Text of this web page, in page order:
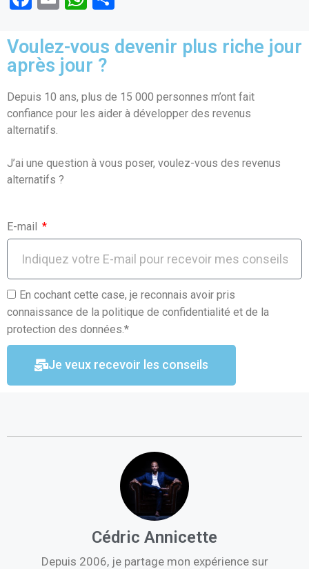
ce
b
o
o
k
ail at
s
A
p
ta
er
Voulez-vous devenir plus riche jour
après jour ?
Depuis 10 ans, plus de 15 000 personnes m’ont fait
confiance pour les aider à développer des revenus
alternatifs.
J’ai une question à vous poser, voulez-vous des revenus
alternatifs ?
E-mail
En cochant cette case, je reconnais avoir pris
connaissance de la politique de confidentialité et de la
protection des données.*
Je veux recevoir les conseils
Cédric Annicette
Depuis 2006, je partage mon expérience sur